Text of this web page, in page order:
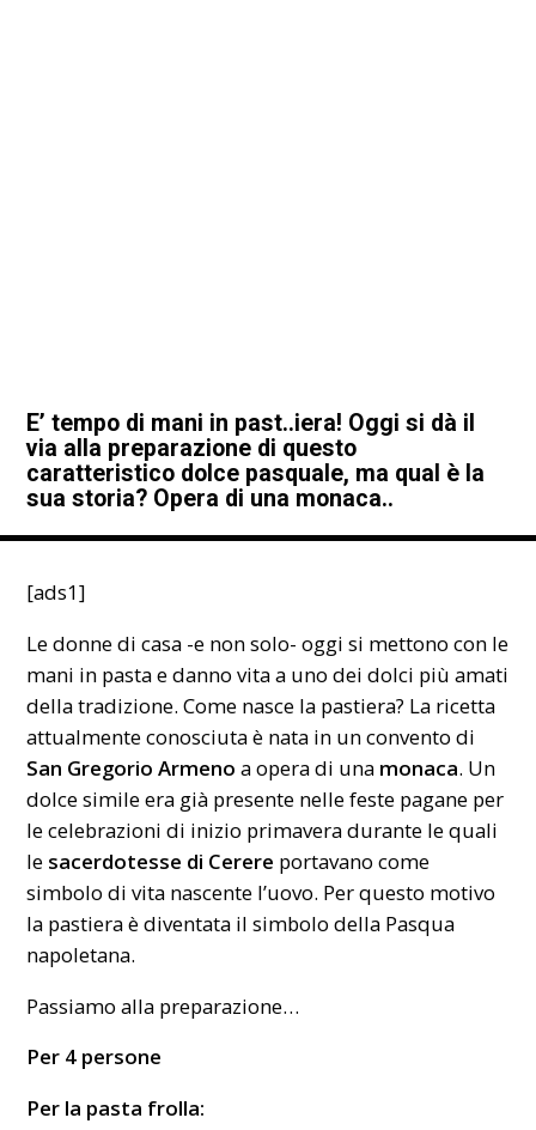
E’ tempo di mani in past..iera! Oggi si dà il
via alla preparazione di questo
caratteristico dolce pasquale, ma qual è la
sua storia? Opera di una monaca..
[ads1]
Le donne di casa -e non solo- oggi si mettono con le
mani in pasta e danno vita a uno dei dolci più amati
della tradizione. Come nasce la pastiera? La ricetta
attualmente conosciuta è nata in un convento di
San Gregorio Armeno a opera di una monaca. Un
dolce simile era già presente nelle feste pagane per
le celebrazioni di inizio primavera durante le quali
le sacerdotesse di Cerere portavano come
simbolo di vita nascente l’uovo. Per questo motivo
la pastiera è diventata il simbolo della Pasqua
napoletana.
Passiamo alla preparazione…
Per 4 persone
Per la pasta frolla: